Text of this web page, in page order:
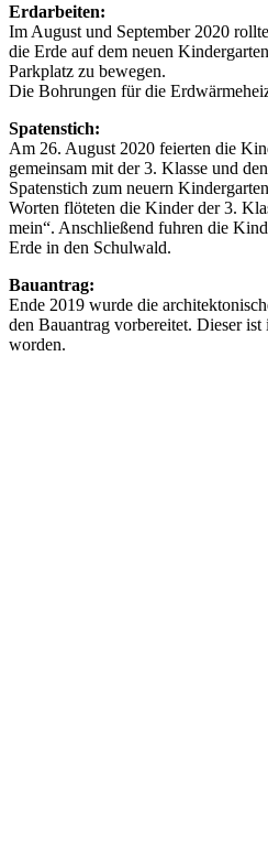
Erdarbeiten:
Im August und September 2020
die Erde auf dem neuen
Parkplatz zu bewegen.
Die Bohrungen für die
Spatenstich:
Am 26. August 2020 feierten die
gemeinsam mit der 3. Klasse und
Spatenstich zum neuern
Worten flöteten die Kinder der 3.
mein“. Anschließend fuhren die
Erde in den Schulwald.
Bauantrag:
Ende 2019 wurde die
den Bauantrag vorbereitet. Dieser
worden.